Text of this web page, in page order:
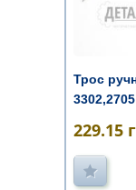
Трос
229.15